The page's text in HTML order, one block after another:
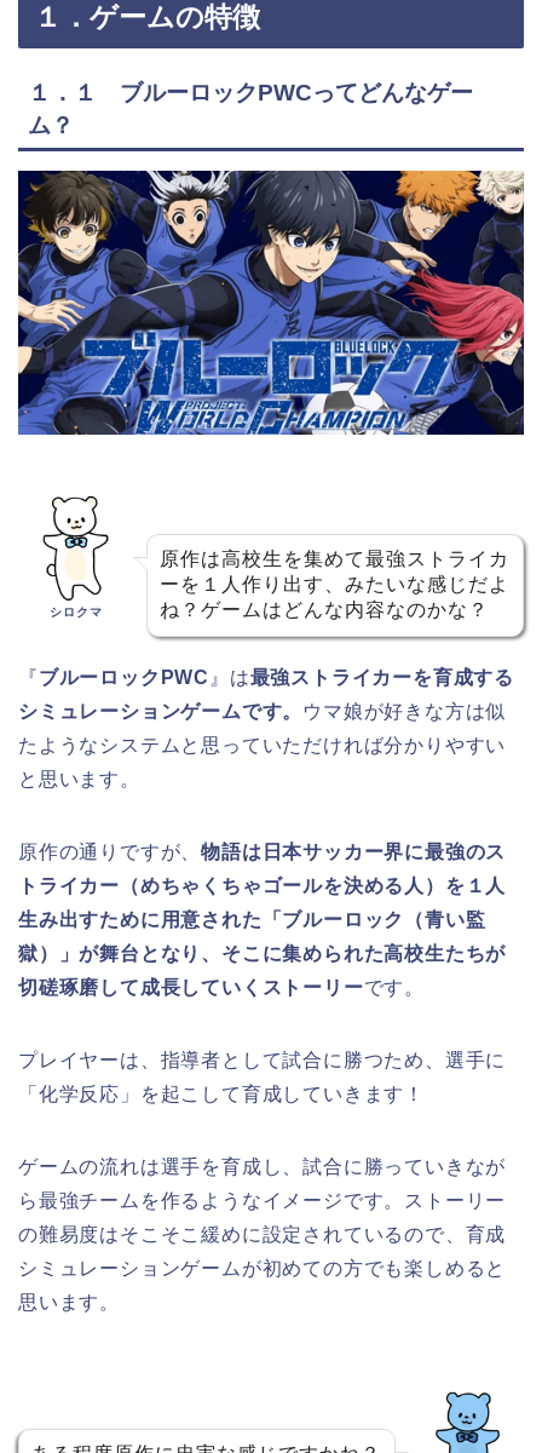
１．ゲームの特徴
１．１ ブルーロックPWCってどんなゲー
ム？
シロクマ
原作は高校生を集めて最強ストライカ
ーを１人作り出す、みたいな感じだよ
ね？ゲームはどんな内容なのかな？
『ブルーロックPWC 』は最強ストライカーを育成する
シミュレーションゲームです。
ウマ娘が好きな方は似
たようなシステムと思っていただければ分かりやすい
と思います。
原作の通りですが、物語は日本サッカー界に最強のス
トライカー（めちゃくちゃゴールを決める人）を１人
生み出すために用意された「ブルーロック（青い監
獄）」が舞台となり、そこに集められた高校生たちが
切磋琢磨して成長していくストーリーです。
プレイヤーは、指導者として試合に勝つため、選手に
「化学反応」を起こして育成していきます！
ゲームの流れは選手を育成し、試合に勝っていきなが
ら最強チームを作るようなイメージです。ストーリー
の難易度はそこそこ緩めに設定されているので、育成
シミュレーションゲームが初めての方でも楽しめると
思います。